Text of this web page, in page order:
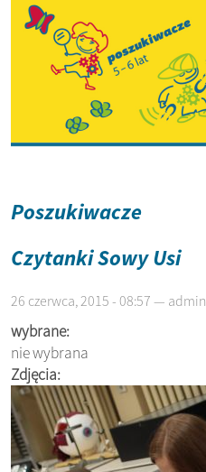
Poszukiwacze
Czytanki Sowy Usi
26 czerwca, 2015 - 08:57 — admin
wybrane:
nie wybrana
Zdjęcia: